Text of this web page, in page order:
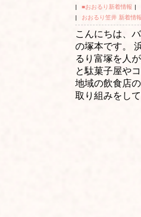
|
■おおるり新着情報 |
|
おおるり笠井 新着情報
こんにちは、
の塚本です。
るり富塚を人
と駄菓子屋や
地域の飲食店
取り組みをし